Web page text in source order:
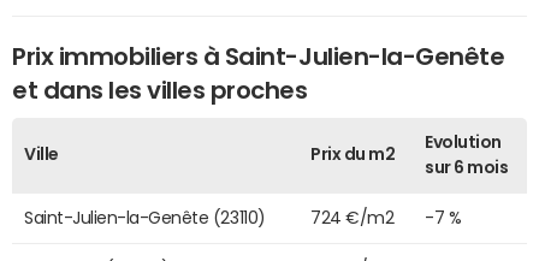
Prix immobiliers à Saint-Julien-la-Genête
et dans les villes proches
Ville Prix du m2
Evolution
sur 6 mois
Saint-Julien-la-Genête (23110) 724 €/m2 -7 %